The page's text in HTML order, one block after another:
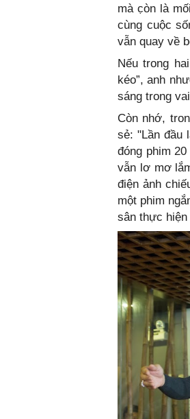
mà c̣òn là
cùng cuộc
vẫn quay về
Nếu trong
kéo”, anh
sáng trong
Còn nhớ,
sẻ: "Lần đầu
đóng phim
vẫn lơ mơ
điện ảnh
một phim
sân thực